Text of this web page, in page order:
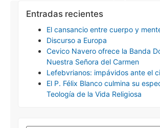
Entradas recientes
El cansancio entre cuerpo y
Discurso a Europa
Cevico Navero ofrece la Banda
Nuestra Señora del Carmen
Lefebvrianos: impávidos ante el
El P. Félix Blanco culmina su
Teología de la Vida Religiosa